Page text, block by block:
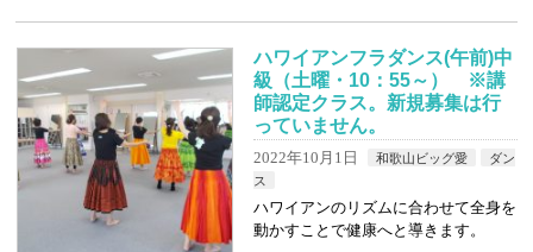
ハワイアンフラダンス(午前)中
級（土曜・10：55～） ※講
師認定クラス。新規募集は行
っていません。
2022年10月1日 和歌山ビッグ愛
ダン
ス
ハワイアンのリズムに合わせて全身を
動かすことで健康へと導きます。